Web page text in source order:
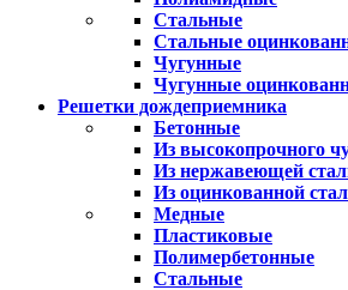
Стальные
Стальные
Чугунные
Чугунные
Решетки дождеприемника
Бетонные
Из высокопрочного
Из нержавеющей
Из оцинкованной
Медные
Пластиковые
Полимербетонные
Стальные